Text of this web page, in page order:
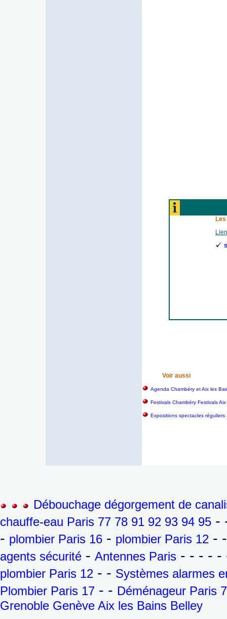
Voir aussi
Agenda Chambéry et Aix les
Festivals Chambéry Festivals
Expositions spectacles
Débouchage dégorgement de
chauffe-eau Paris 77 78 91 92 93 94 95 -
- plombier Paris 16 - plombier Paris 12 -
agents sécurité - Antennes Paris - - - -
plombier Paris 12 - - Systèmes alarmes
Plombier Paris 17 - - Déménageur Paris
Grenoble Genève Aix les Bains Belley